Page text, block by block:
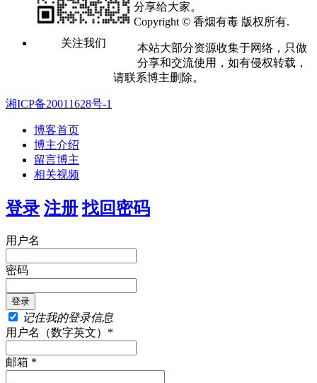
关注我们
分享给大家。
Copyright © 香烟有毒 版权所有.
本站大部分资源收集于网络，只做
分享和交流使用，如有侵权转载，
请联系博主删除。
湘ICP备20011628号-1
博客首页
博主介绍
留言博主
相关视频
登录 注册 找回密码
用户名
密码
记住我的登录信息
用户名（数字英文）*
邮箱 *